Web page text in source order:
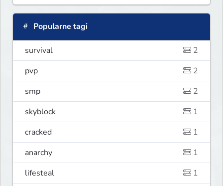
Popularne tagi
survival
2
pvp
2
smp
2
skyblock
1
cracked
1
anarchy
1
lifesteal
1